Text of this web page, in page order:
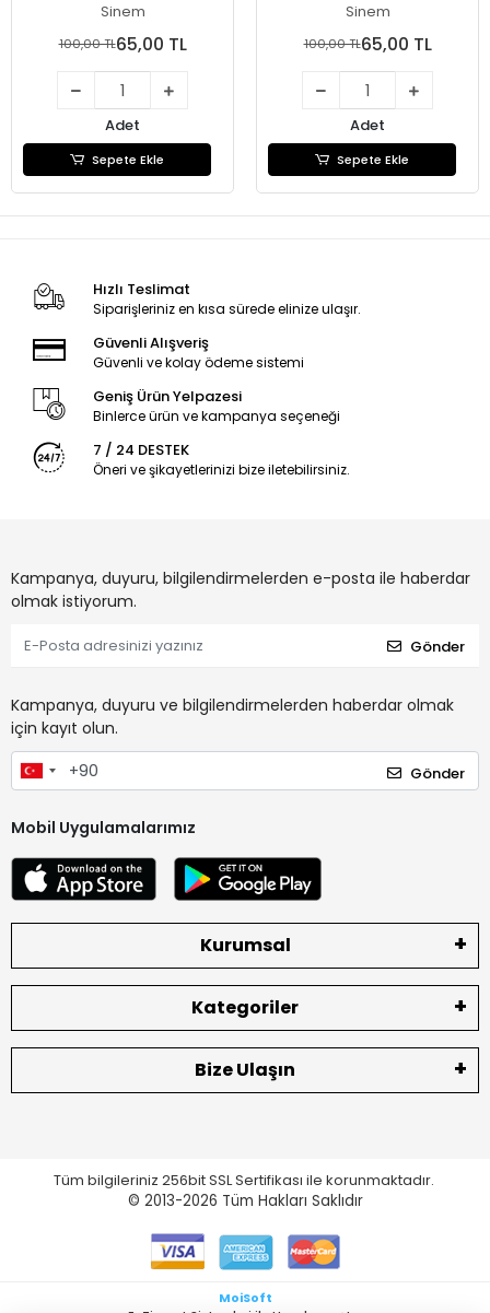
Sinem
100,00 TL65,00 TL
Adet
Sepete Ekle
Sinem
100,00 TL65,00 TL
Adet
Sepete Ekle
Hızlı Teslimat
Siparişleriniz en kısa sürede elinize ulaşır.
Güvenli Alışveriş
Güvenli ve kolay ödeme sistemi
Geniş Ürün Yelpazesi
Binlerce ürün ve kampanya seçeneği
7 / 24 DESTEK
Öneri ve şikayetlerinizi bize iletebilirsiniz.
Kampanya, duyuru, bilgilendirmelerden e-posta ile haberdar
olmak istiyorum.
Gönder
Kampanya, duyuru ve bilgilendirmelerden haberdar olmak
için kayıt olun.
Gönder
Mobil Uygulamalarımız
Kurumsal
Kategoriler
Bize Ulaşın
Tüm bilgileriniz 256bit SSL Sertifikası ile korunmaktadır.
© 2013-2026 Tüm Hakları Saklıdır
MoiSoft